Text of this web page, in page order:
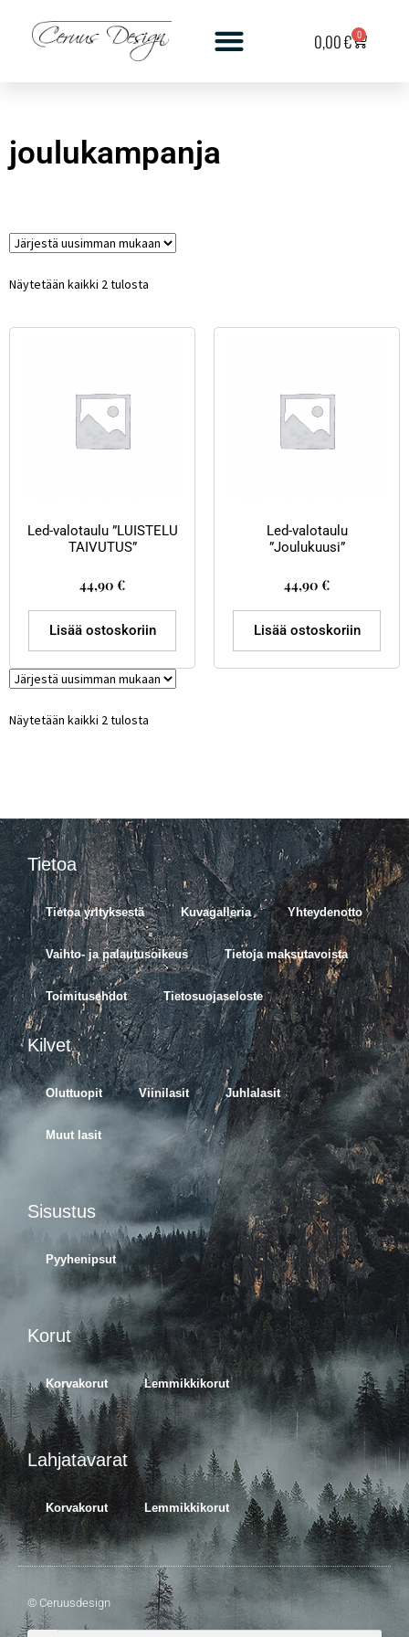
0,00€ 0
joulukampanja
Näytetään kaikki 2 tulosta
Led-valotaulu ”LUISTELU
TAIVUTUS”
44,90 €
Lisää ostoskoriin
Led-valotaulu
”Joulukuusi”
44,90 €
Lisää ostoskoriin
Näytetään kaikki 2 tulosta
Tietoa
Tietoa yrityksestä Kuvagalleria Yhteydenotto
Vaihto- ja palautusoikeus Tietoja maksutavoista
Toimitusehdot Tietosuojaseloste
Kilvet
Oluttuopit Viinilasit Juhlalasit
Muut lasit
Sisustus
Pyyhenipsut
Korut
Korvakorut Lemmikkikorut
Lahjatavarat
Korvakorut Lemmikkikorut
© Ceruusdesign